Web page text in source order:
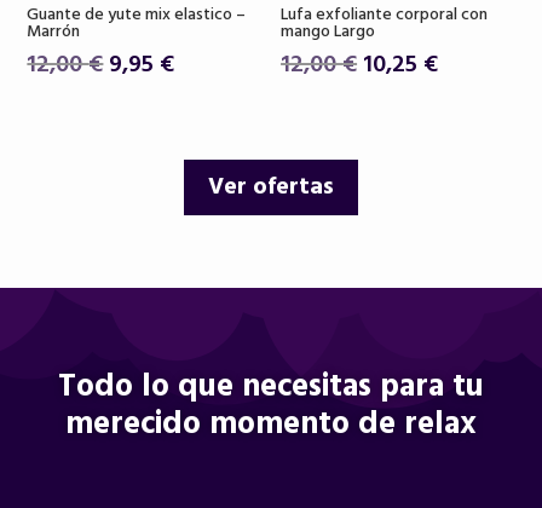
Guante de yute mix elastico –
Marrón
12,00€El
9,95 €El
es:
9,95 €.
Lufa exfoliante corporal con
mango Largo
12,00€El
10,25 €El
Ver ofertas
Todo lo que necesitas para tu
merecido momento de relax